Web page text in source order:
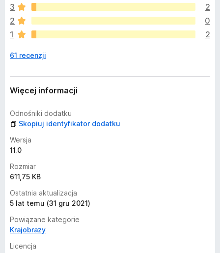
a
e
s
c
e
o
e
n
3
2
2
0
1
2
61 recenzji
Więcej informacji
Odnośniki dodatku
Skopiuj identyfikator dodatku
Wersja
11.0
Rozmiar
611,75 KB
Ostatnia aktualizacja
5 lat temu (31 gru 2021)
Powiązane kategorie
Krajobrazy
Licencja